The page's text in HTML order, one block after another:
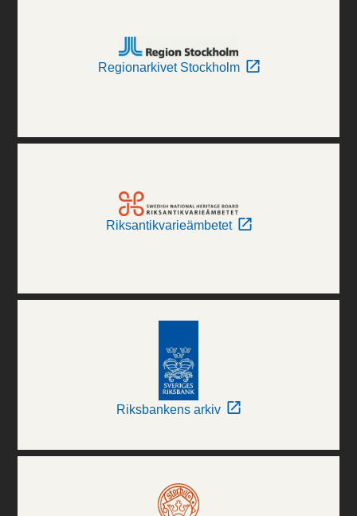
Regionarkivet Stockholm
Riksantikvarieämbetet
Riksbankens arkiv